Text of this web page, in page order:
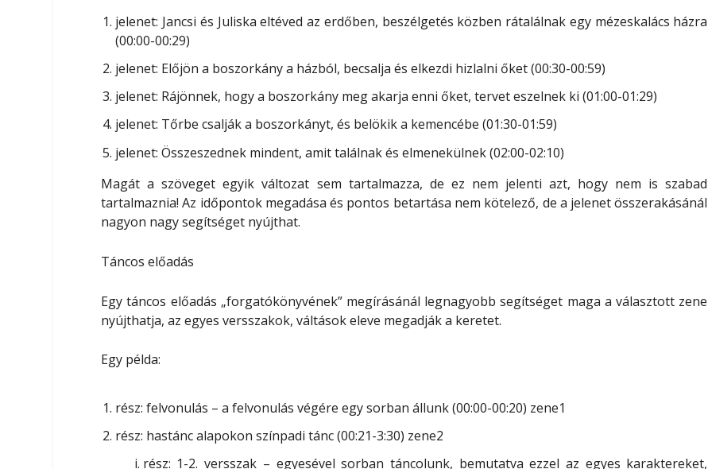
jelenet: Jancsi és Juliska eltéved az erdőben, beszélgetés közben rátalálnak egy mézeskalács házra
(00:00-00:29)
jelenet: Előjön a boszorkány a házból, becsalja és elkezdi hizlalni őket (00:30-00:59)
jelenet: Rájönnek, hogy a boszorkány meg akarja enni őket, tervet eszelnek ki (01:00-01:29)
jelenet: Tőrbe csalják a boszorkányt, és belökik a kemencébe (01:30-01:59)
jelenet: Összeszednek mindent, amit találnak és elmenekülnek (02:00-02:10)
Magát a szöveget egyik változat sem tartalmazza, de ez nem jelenti azt, hogy nem is szabad
tartalmaznia! Az időpontok megadása és pontos betartása nem kötelező, de a jelenet összerakásánál
nagyon nagy segítséget nyújthat.
Táncos előadás
Egy táncos előadás „forgatókönyvének” megírásánál legnagyobb segítséget maga a választott zene
nyújthatja, az egyes versszakok, váltásokeleve megadják a keretet.
Egy példa:
rész: felvonulás – a felvonulás végére egy sorban állunk (00:00-00:20) zene1
rész: hastánc alapokon színpadi tánc (00:21-3:30) zene2
rész: 1-2. versszak – egyesével sorban táncolunk, bemutatva ezzel az egyes karaktereket,